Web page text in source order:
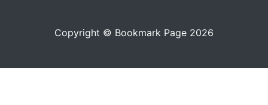
Copyright © Bookmark Page 2026